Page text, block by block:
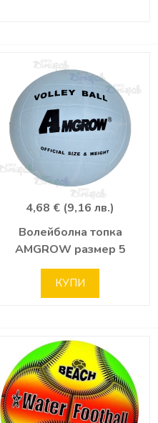
4,68 € (9,16 лв.)
Волейболна топка
AMGROW размер 5
КУПИ